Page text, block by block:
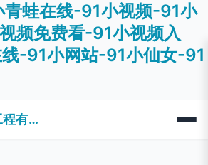
蛙在线-91小视频-91小
频免费看-91小视频入
-91小网站-91小仙女-91
北京允坤浩建筑工程有限公司